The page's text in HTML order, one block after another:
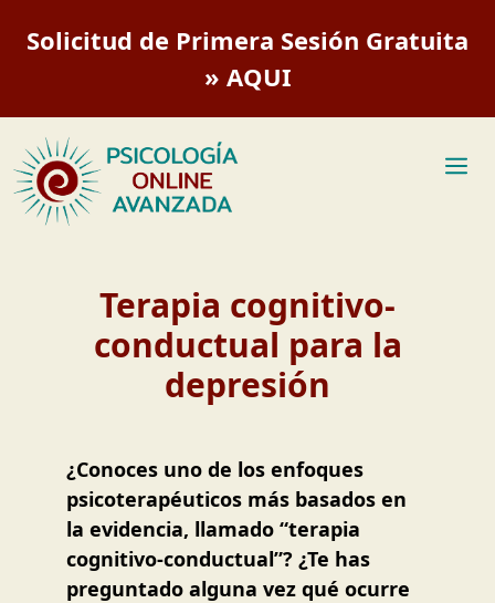
Solicitud de Primera Sesión Gratuita
» AQUI
Terapia cognitivo-
conductual para la
depresión
¿Conoces uno de los enfoques
psicoterapéuticos más basados en
la evidencia, llamado “terapia
cognitivo-conductual”? ¿Te has
preguntado alguna vez qué ocurre